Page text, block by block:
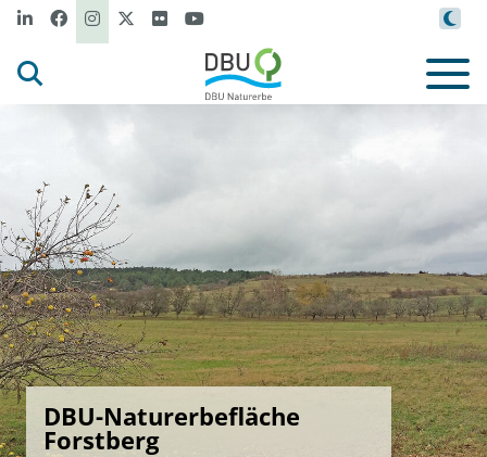
DBU-Naturerbefläche
Forstberg